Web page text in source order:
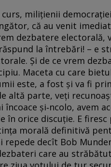
milițienii
că au venit
dezbatere electorală,
la întrebări! – e
Și de ce vrem
Maceta cu care
este, a fost și va fi
altă parte, veți
încoace și‑ncolo, avem
în orice discuție. E
morală definitivă
repede decît Bob
care au